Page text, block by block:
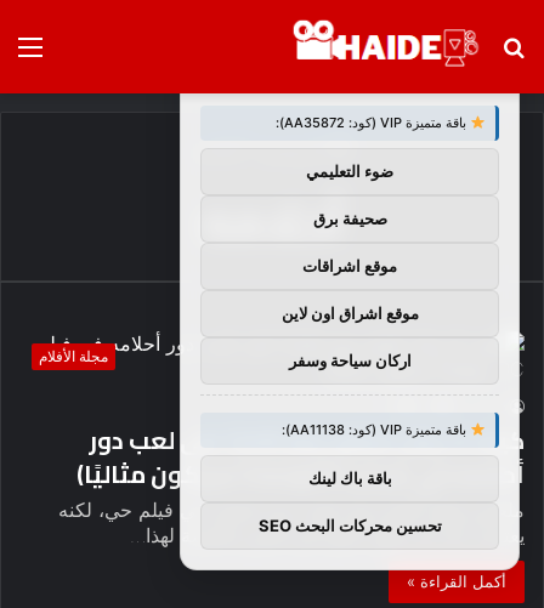
بحث
الرئيسية/أحلامه
أحلامه
مجلة الأفلام
كيف لا يزال كيانو ريفز قادرًا على لعب دور
أحلامه في فيلم DC (ولماذا سيكون مثاليًا)
ملخص يحلم كيانو ريفز بلعب دور باتمان في فيلم حي، لكنه
يعترف بأنه قد يكون كبيرًا في السن بالنسبة لهذا…
أكمل القراءة »
توصيات :
باقة متميزة VIP (كود: AA35872):
ضوء التعليمي
صحيفة برق
موقع اشراقات
موقع اشراق اون لاين
اركان سياحة وسفر
باقة متميزة VIP (كود: AA11138):
باقة باك لينك
تحسين محركات البحث SEO